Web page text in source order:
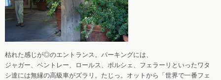
枯れた感じが◎のエントランス。パーキングには、
ジャガー、ベントレー、ロールス、ポルシェ、フェラーリといったワタ
シ達には無縁の高級車がズラリ。たじっ。オットから「世界で一番フェ